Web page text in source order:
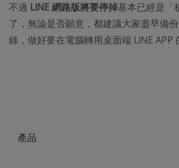
不過 LINE 網路版將要停掉基本已經是「
了，無論是否願意，都建議大家盡早備
錄，做好要在電腦轉用桌面端 LINE APP
產品